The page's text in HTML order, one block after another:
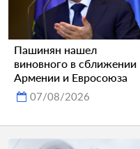
Пашинян нашел
виновного в сближении
Армении и Евросоюза
07/08/2026